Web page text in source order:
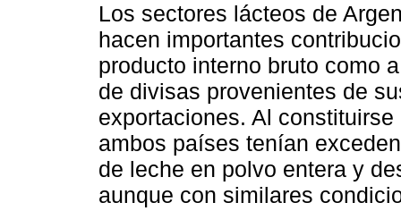
Los sectores lácteos de
hacen importantes
producto interno bruto como
de divisas provenientes de
exportaciones. Al
ambos países tenían
de leche en polvo entera y
aunque con similares